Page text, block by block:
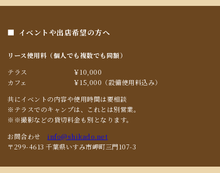
イベントや出店希望の方へ
リース使用料（個人でも複数でも同額）
テラス
￥10,000
カフェ
￥15,000（設備使用料込み）
共にイベントの内容や使用時間は要相談
※テラスでのキャンプは、これとは別営業。
※※撮影などの貸切料金も別となります。
お問合わせ info@shikado.net
〒299-4613 千葉県いすみ市岬町三門107-3